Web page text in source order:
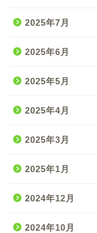
2025年7月
2025年6月
2025年5月
2025年4月
2025年3月
2025年1月
2024年12月
2024年10月